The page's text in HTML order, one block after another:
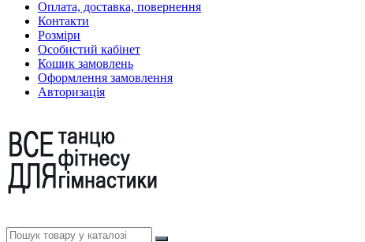
Оплата, доставка, повернення
Контакти
Розміри
Особистий кабінет
Кошик замовлень
Оформлення замовлення
Авторизація